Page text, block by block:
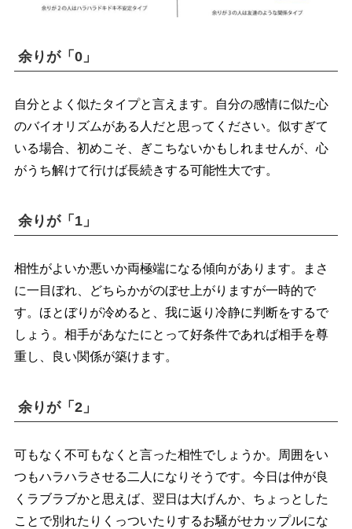
余りが「0」
自分とよく似たタイプと言えます。自分の感情に似た心
のバイオリズムがある人だと思ってください。似すぎて
いる場合、初めこそ、ぎこちないかもしれませんが、心
がうち解けて行けば長続きする可能性大です。
余りが「1」
相性がよいか悪いか両極端になる傾向があります。まさ
に一目ぼれ、どちらかがのぼせ上がりますが一時的で
す。ほとぼりが冷めると、我に返り冷静に判断をするで
しょう。相手があなたにとって好条件であれば相手を尊
重し、良い関係が築けます。
余りが「2」
可もなく不可もなくと言った相性でしょうか。周囲をい
つもハラハラさせる二人になりそうです。今日は仲が良
くラブラブかと思えば、翌日は大げんか、ちょっとした
ことで別れたりくっついたりするお騒がせカップルにな